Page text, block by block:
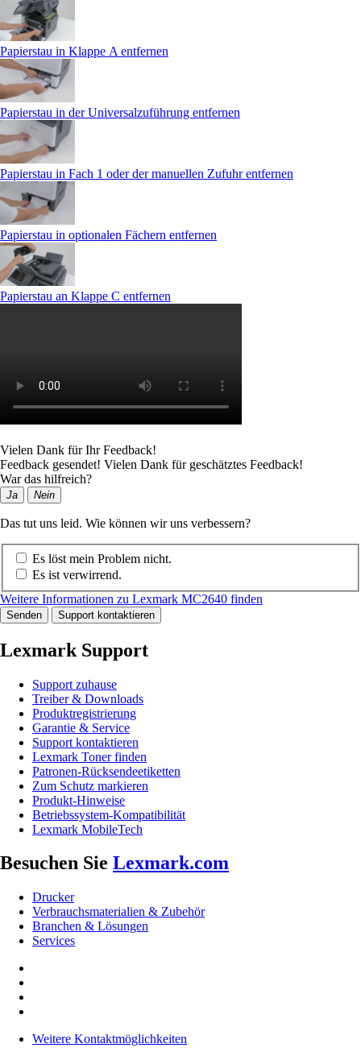
Papierstau in Klappe A entfernen
Papierstau in der Universalzuführung entfernen
Papierstau in Fach 1 oder der manuellen Zufuhr entfernen
Papierstau in optionalen Fächern entfernen
Papierstau an Klappe C entfernen
Vielen Dank für Ihr Feedback!
Feedback gesendet! Vielen Dank für geschätztes Feedback!
War das hilfreich?
Ja Nein
Das tut uns leid. Wie können wir uns verbessern?
Es löst mein Problem nicht.
Es ist verwirrend.
Weitere Informationen zu Lexmark MC2640 finden
Senden Support kontaktieren
Lexmark Support
Support zuhause
Treiber & Downloads
Produktregistrierung
Garantie & Service
Support kontaktieren
Lexmark Toner finden
Patronen-Rücksendeetiketten
Zum Schutz markieren
Produkt-Hinweise
Betriebssystem-Kompatibilität
Lexmark MobileTech
Besuchen Sie Lexmark.com
Drucker
Verbrauchsmaterialien & Zubehör
Branchen & Lösungen
Services
Weitere Kontaktmöglichkeiten